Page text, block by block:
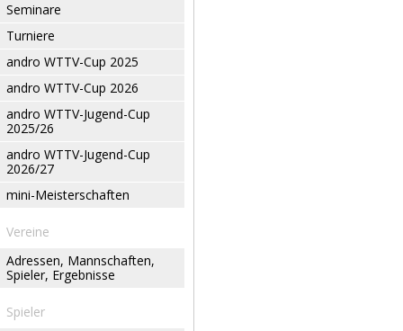
Seminare
Turniere
andro WTTV-Cup 2025
andro WTTV-Cup 2026
andro WTTV-Jugend-Cup
2025/26
andro WTTV-Jugend-Cup
2026/27
mini-Meisterschaften
Vereine
Adressen, Mannschaften,
Spieler, Ergebnisse
Spieler